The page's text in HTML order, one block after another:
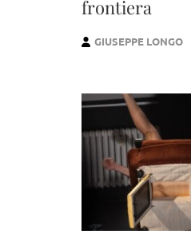
frontiera
GIUSEPPE LONGO